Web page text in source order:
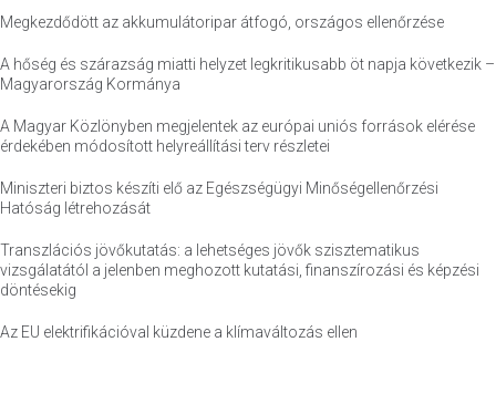
Megkezdődött az akkumulátoripar átfogó, országos ellenőrzése
A hőség és szárazság miatti helyzet legkritikusabb öt napja következik –
Magyarország Kormánya
A Magyar Közlönyben megjelentek az európai uniós források elérése
érdekében módosított helyreállítási terv részletei
Miniszteri biztos készíti elő az Egészségügyi Minőségellenőrzési
Hatóság létrehozását
Transzlációs jövőkutatás: a lehetséges jövők szisztematikus
vizsgálatától a jelenben meghozott kutatási, finanszírozási és képzési
döntésekig
Az EU elektrifikációval küzdene a klímaváltozás ellen